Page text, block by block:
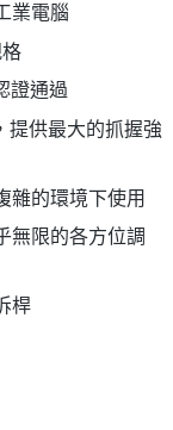
業電腦
證通過
提供最大的抓握強
雜的環境下使用
無限的各方位調
桿